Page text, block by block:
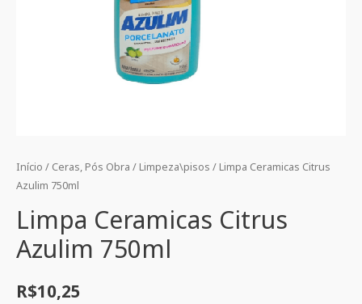
Início / Ceras, Pós Obra / Limpeza\pisos / Limpa Ceramicas Citrus
Azulim 750ml
Limpa Ceramicas Citrus
Azulim 750ml
R$10,25